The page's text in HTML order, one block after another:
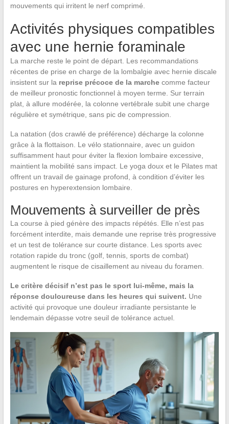
mouvements qui irritent le nerf comprimé.
Activités physiques compatibles
avec une hernie foraminale
La marche reste le point de départ. Les recommandations
récentes de prise en charge de la lombalgie avec hernie discale
insistent sur la reprise précoce de la marchecomme facteur
de meilleur pronostic fonctionnel à moyen terme. Sur terrain
plat, à allure modérée, la colonne vertébrale subit une charge
régulière et symétrique, sans pic de compression.
La natation (dos crawlé de préférence) décharge la colonne
grâce à la flottaison. Le vélo stationnaire, avec un guidon
suffisamment haut pour éviter la flexion lombaire excessive,
maintient la mobilité sans impact. Le yoga doux et le Pilates mat
offrent un travail de gainage profond, à condition d’éviter les
postures en hyperextension lombaire.
Mouvements à surveiller de près
La course à pied génère des impacts répétés. Elle n’est pas
forcément interdite, mais demande une reprise très progressive
et un test de tolérance sur courte distance. Les sports avec
rotation rapide du tronc (golf, tennis, sports de combat)
augmentent le risque de cisaillement au niveau du foramen.
Le critère décisif n’est pas le sport lui-même, mais la
réponse douloureuse dans les heures qui suivent. Une
activité qui provoque une douleur irradiante persistante le
lendemain dépasse votre seuil de tolérance actuel.